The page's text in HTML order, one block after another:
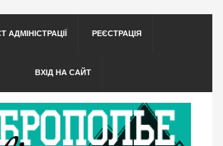
АДМІНІСТРАЦІЇ РЕЄСТРАЦІЯ
ВХІД НА САЙТ